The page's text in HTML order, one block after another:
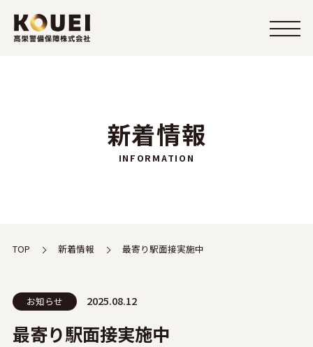
toggle
navigation
新着情報
INFORMATION
TOP 新着情報 最寄り駅面接実施中
お知らせ 2025.08.12
最寄り駅面接実施中